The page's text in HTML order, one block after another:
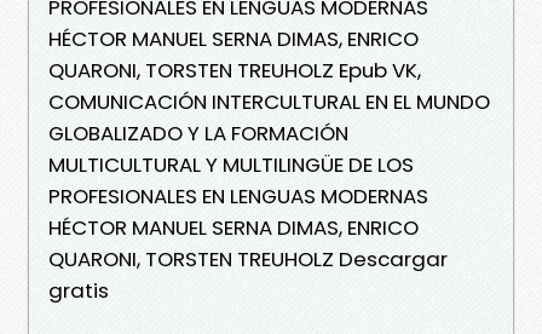
PROFESIONALES EN LENGUAS MODERNAS
HÉCTOR MANUEL SERNA DIMAS, ENRICO
QUARONI, TORSTEN TREUHOLZ Epub VK,
COMUNICACIÓN INTERCULTURAL EN EL MUNDO
GLOBALIZADO Y LA FORMACIÓN
MULTICULTURAL Y MULTILINGÜE DE LOS
PROFESIONALES EN LENGUAS MODERNAS
HÉCTOR MANUEL SERNA DIMAS, ENRICO
QUARONI, TORSTEN TREUHOLZ Descargar
gratis